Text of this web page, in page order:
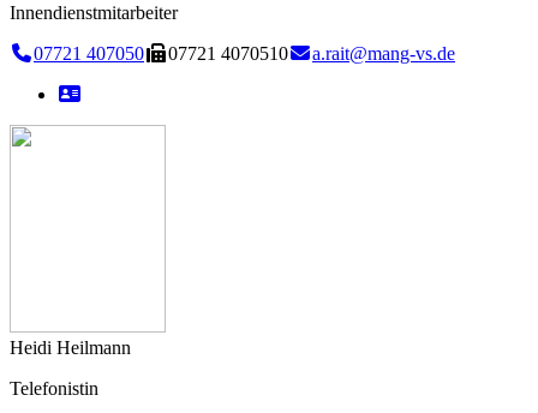
Innendienstmitarbeiter
07721 407050
07721 4070510 a.rait@mang-vs.de
Heidi Heilmann
Telefonistin